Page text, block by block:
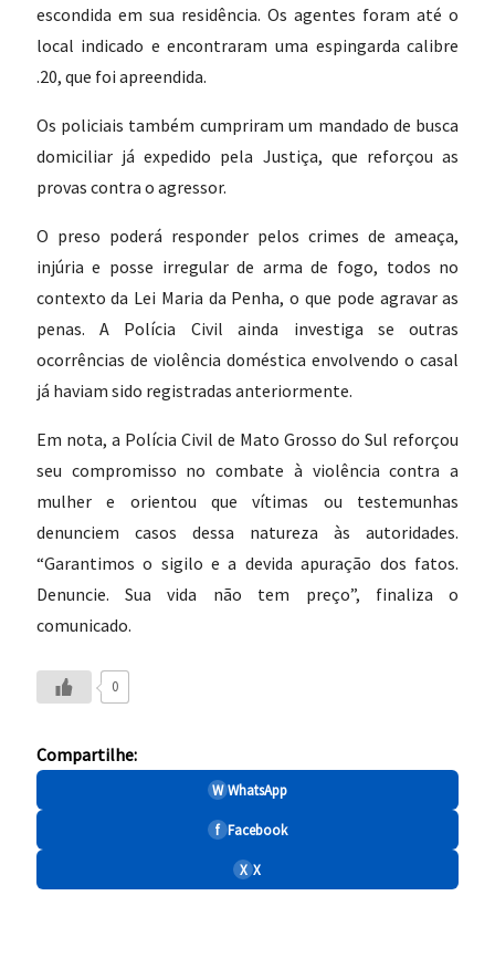
escondida em sua residência. Os agentes foram até o
local indicado e encontraram uma espingarda calibre
.20, que foi apreendida.
Os policiais também cumpriram um mandado de busca
domiciliar já expedido pela Justiça, que reforçou as
provas contra o agressor.
O preso poderá responder pelos crimes de ameaça,
injúria e posse irregular de arma de fogo, todos no
contexto da Lei Maria da Penha, o que pode agravar as
penas. A Polícia Civil ainda investiga se outras
ocorrências de violência doméstica envolvendo o casal
já haviam sido registradas anteriormente.
Em nota, a Polícia Civil de Mato Grosso do Sul reforçou
seu compromisso no combate à violência contra a
mulher e orientou que vítimas ou testemunhas
denunciem casos dessa natureza às autoridades.
“Garantimos o sigilo e a devida apuração dos fatos.
Denuncie. Sua vida não tem preço”, finaliza o
comunicado.
0
Compartilhe:
W WhatsApp
f Facebook
X X